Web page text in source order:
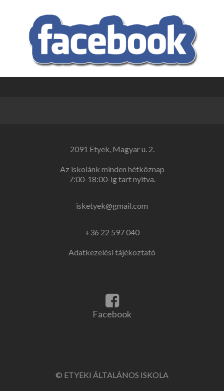
2091 Etyek, Magyar u. 2.
Az iskolánk minden hétköznap
7:00-18:00-ig tart nyitva.
isketyek@gmail.com
+36 22 597 040
Adatkezelési tájékoztató
Facebook
link
Facebook
© ETYEKI ÁLTALÁNOS ISKOLA